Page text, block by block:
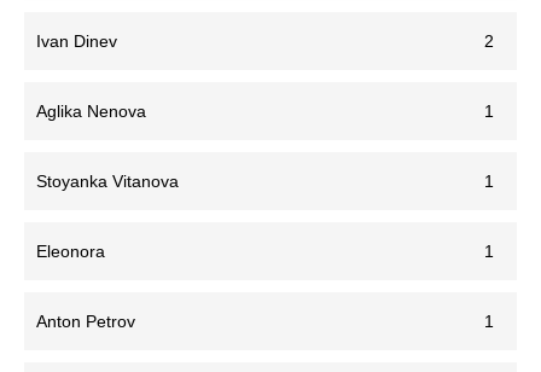
Ivan Dinev 2
Aglika Nenova 1
Stoyanka Vitanova 1
Eleonora 1
Anton Petrov 1